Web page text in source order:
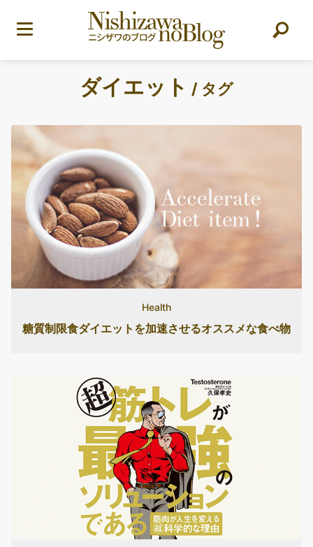
ダイエット / タグ
Health
糖質制限食ダイエットを加速させるオススメな食べ物